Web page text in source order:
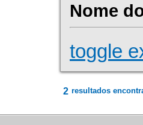
Nome
toggle
2 resultados